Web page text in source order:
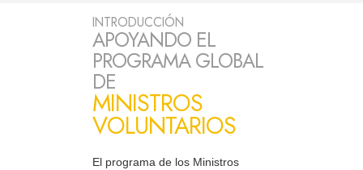
INTRODUCCIÓN
APOYANDO EL
PROGRAMA GLOBAL
DE
MINISTROS
VOLUNTARIOS
El programa de los Ministros